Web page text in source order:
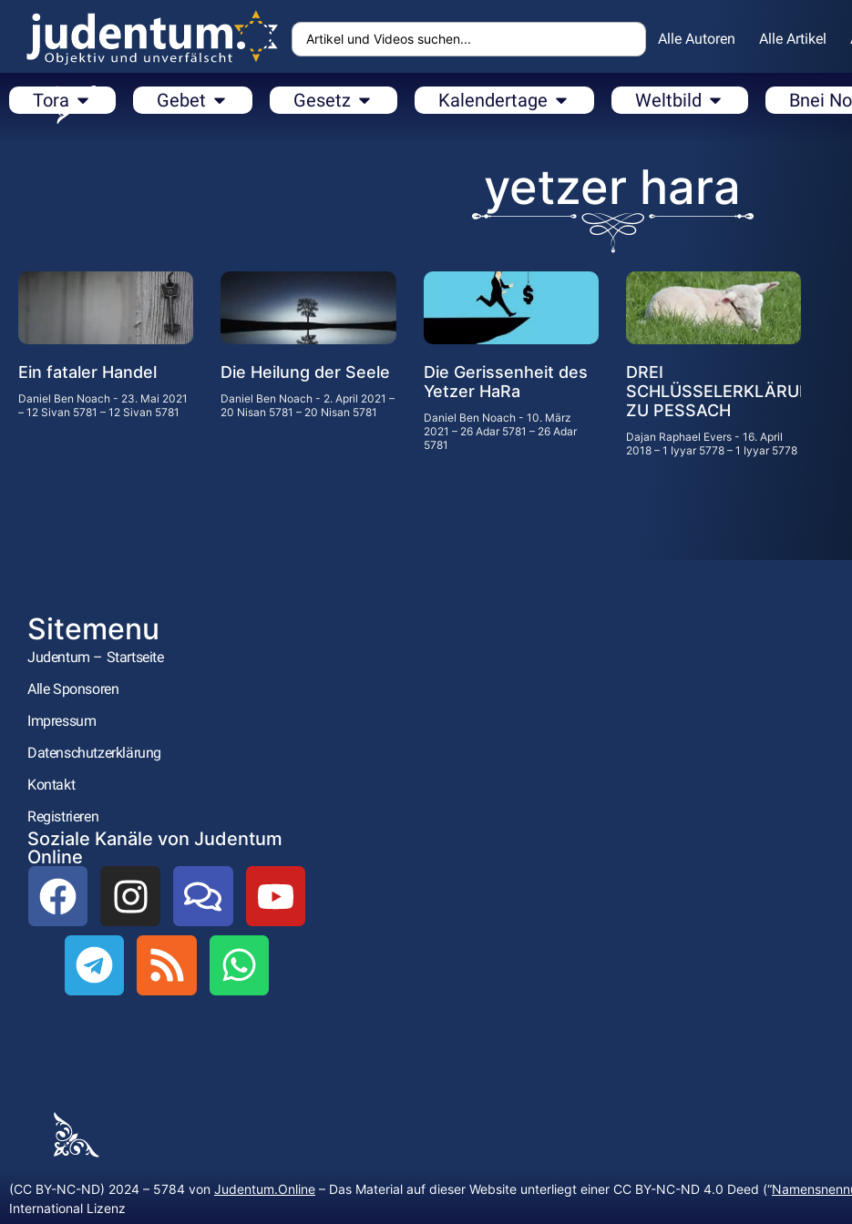
Alle Autoren Alle Artikel
Tora Gebet Gesetz Kalendertage Weltbild Bnei
yetzer hara
Ein fataler Handel
Daniel Ben Noach
23. Mai 2021
– 12 Sivan 5781 – 12 Sivan 5781
Die Heilung der Seele
Daniel Ben Noach
2. April 2021 –
20 Nisan 5781 – 20 Nisan 5781
Die Gerissenheit des
Yetzer HaRa
Daniel Ben Noach
10. März
2021 – 26 Adar 5781 – 26 Adar
5781
DREI
SCHLÜSSELERKLÄRUNGEN
ZU PESSACH
Dajan Raphael Evers
16. April
2018 – 1 Iyyar 5778 – 1 Iyyar 5778
Sitemenu
Judentum – Startseite
Alle Sponsoren
Impressum
Datenschutzerklärung
Kontakt
Registrieren
Soziale Kanäle von Judentum
Online
(CC BY-NC-ND) 2024 – 5784 von Judentum.Online – Das Material auf dieser Website unterliegt einer CC BY-NC-ND 4.0 Deed (“
International Lizenz